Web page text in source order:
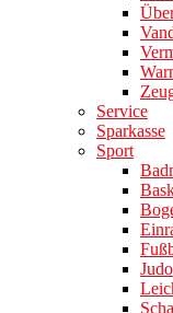
Service
Sparkasse
Sport
Judo